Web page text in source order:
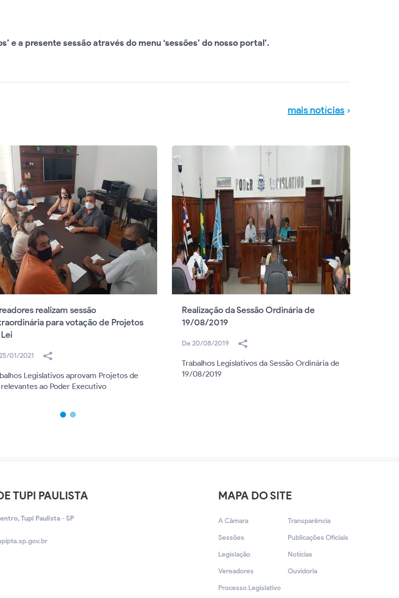
e a presente sessão através do menu ‘sessões’ do nosso portal’.
mais notícias
realizam sessão
para votação de Projetos
01/2021
Legislativos aprovam Projetos de
ao Poder Executivo
Realização da Sessão Ordinária de
19/08/2019
De 20/08/2019
Trabalhos Legislativos da Sessão Ordinária de
19/08/2019
TUPI PAULISTA
Tupi Paulista - SP
MAPA DO SITE
A Câmara
Sessões
Legislação
Vereadores
Processo Legislativo
Transparência
Publicações Oficiais
Notícias
Ouvidoria